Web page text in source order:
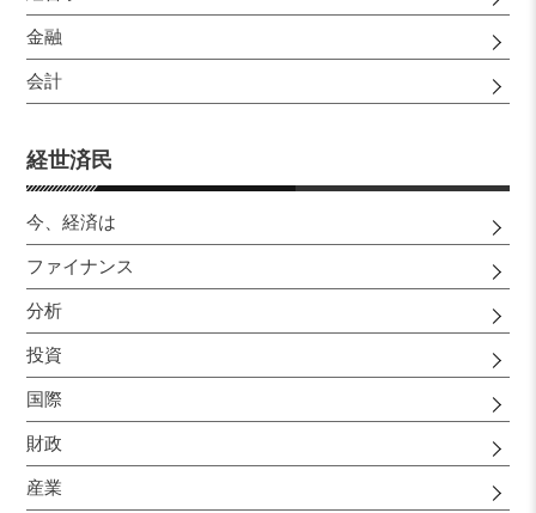
金融
会計
経世済民
今、経済は
ファイナンス
分析
投資
国際
財政
産業